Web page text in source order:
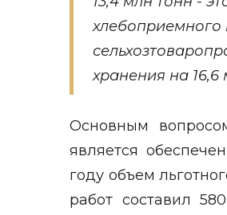
хлебоприемного
хранения на 16,6
Основным
является
году объем
работ составил